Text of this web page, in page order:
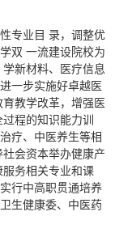
专业目 录，调整优
双 一流建设院校为
新材料、医疗信息
一步实施好卓越医
教学改革，增强医
程的知识能力训
疗、中医养生等相
会资本举办健康产
务相关专业和课
行中高职贯通培养
生健康委、中医药